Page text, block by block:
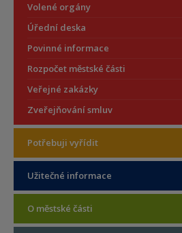
Volené orgány
Úřední deska
Povinné informace
Rozpočet městské části
Veřejné zakázky
Zveřejňování smluv
Potřebuji vyřídit
Užitečné informace
O městské části